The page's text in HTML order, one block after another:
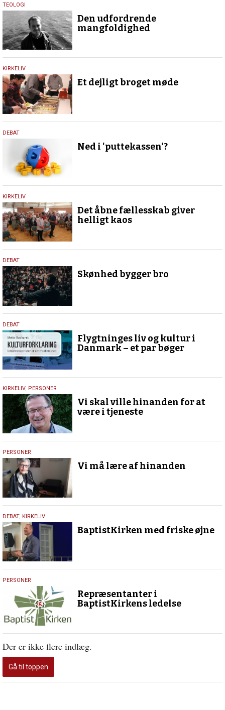
28.
januar
2022
TEOLOGI
Den udfordrende
mangfoldighed
9.
marts
2020
KIRKELIV
Et dejligt broget møde
5.
december
DEBAT
Ned i 'puttekassen'?
15.
oktober
2019
KIRKELIV
Det åbne fællesskab giver
helligt kaos
11.
april
2019
DEBAT
Skønhed bygger bro
5.
december
2017
DEBAT
Flygtninges liv og kultur i
Danmark – et par bøger
29.
september
2017
KIRKELIV, PERSONER
Vi skal ville hinanden for at
være i tjeneste
24.
maj
2016
PERSONER
Vi må lære af hinanden
20.
april
2016
DEBAT, KIRKELIV
BaptistKirken med friske øjne
17.
2016
PERSONER
Repræsentanter i
BaptistKirkens ledelse
Der er ikke flere indlæg.
Gå til toppen